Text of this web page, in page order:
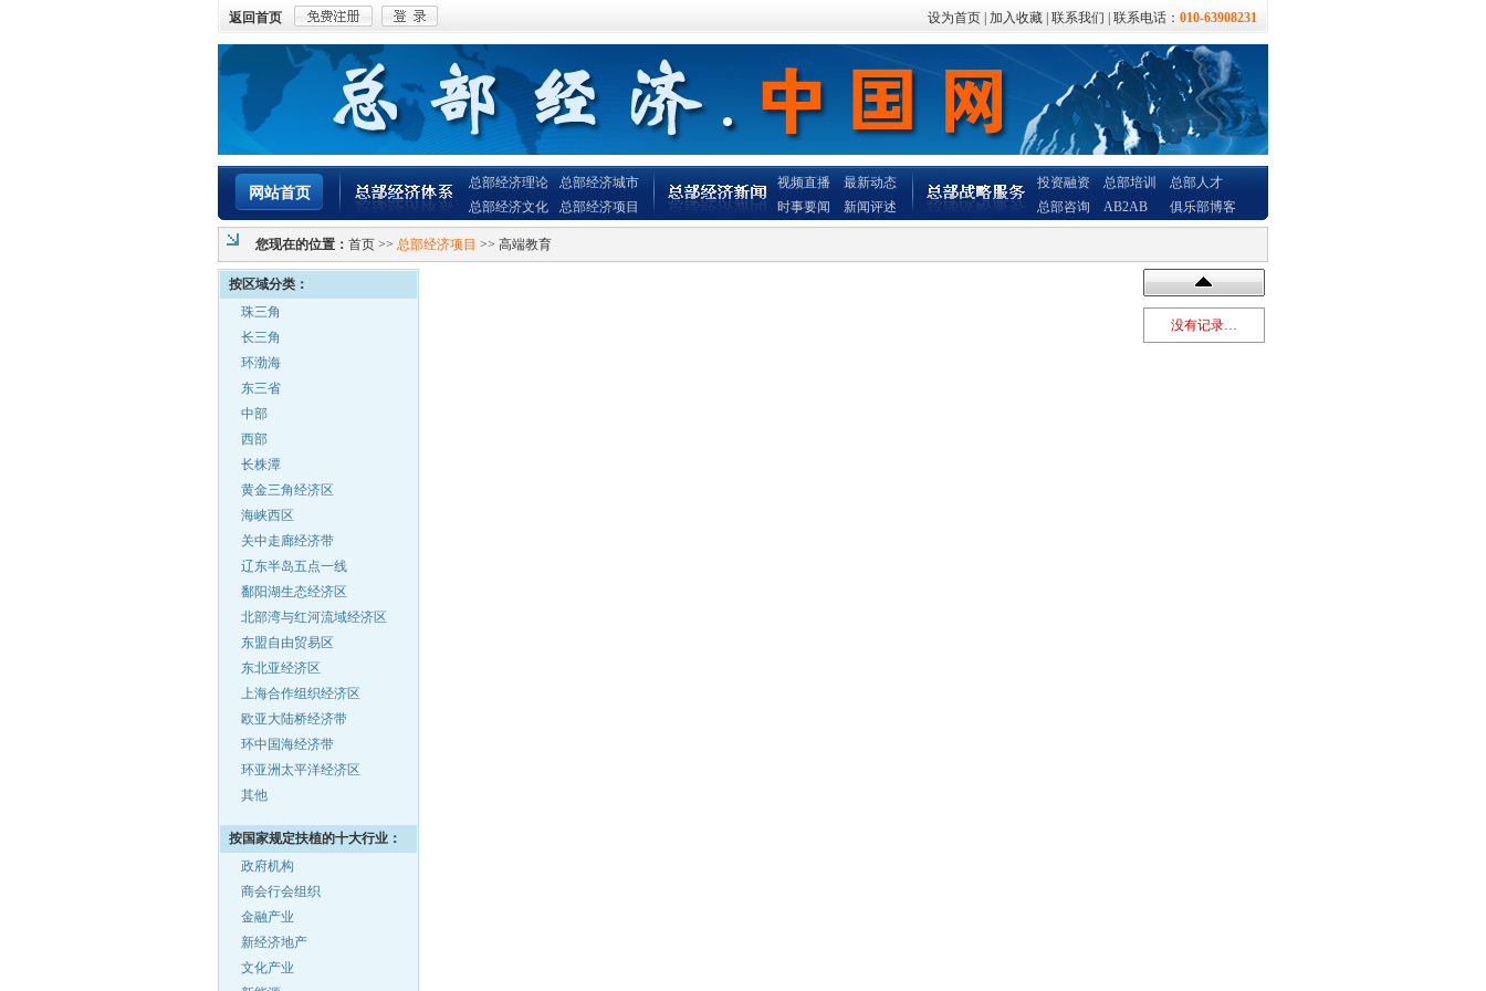
返回首页 设为首页 加入收藏 联系我们 | 联系电话： 010-63908231
网站首页
总部经济理论
总部经济文化
总部经济城市
总部经济项目
视频直播
时事要闻
最新动态
新闻评述
投资融资
总部咨询
总部培训
AB2AB
总部人才
俱乐部博客
您现在的位置： 首页 >> 总部经济项目 >> 高端教育
按区域分类：
珠三角
长三角
环渤海
东三省
中部
西部
长株潭
黄金三角经济区
海峡西区
关中走廊经济带
辽东半岛五点一线
鄱阳湖生态经济区
北部湾与红河流域经济区
东盟自由贸易区
东北亚经济区
上海合作组织经济区
欧亚大陆桥经济带
环中国海经济带
环亚洲太平洋经济区
其他
按国家规定扶植的十大行业：
政府机构
商会行会组织
金融产业
新经济地产
文化产业
没有记录…